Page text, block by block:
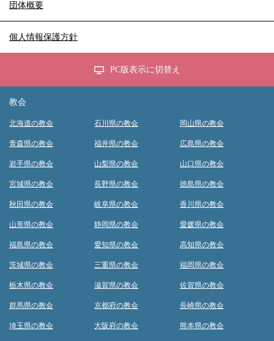
団体概要
個人情報保護方針
PC版表示に切替え
教会
北海道の教会
青森県の教会
岩手県の教会
宮城県の教会
秋田県の教会
山形県の教会
福島県の教会
茨城県の教会
栃木県の教会
群馬県の教会
埼玉県の教会
石川県の教会
福井県の教会
山梨県の教会
長野県の教会
岐阜県の教会
静岡県の教会
愛知県の教会
三重県の教会
滋賀県の教会
京都府の教会
大阪府の教会
岡山県の教会
広島県の教会
山口県の教会
徳島県の教会
香川県の教会
愛媛県の教会
高知県の教会
福岡県の教会
佐賀県の教会
長崎県の教会
熊本県の教会